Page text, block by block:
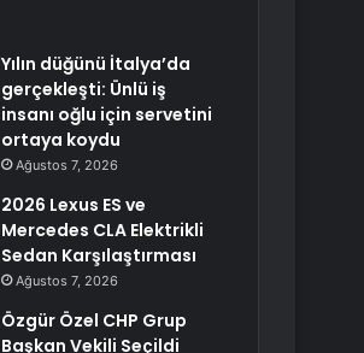
Yılın düğünü İtalya’da
gerçekleşti: Ünlü iş
insanı oğlu için servetini
ortaya koydu
Ağustos 7, 2026
2026 Lexus ES ve
Mercedes CLA Elektrikli
Sedan Karşılaştırması
Ağustos 7, 2026
Özgür Özel CHP Grup
Başkan Vekili Seçildi